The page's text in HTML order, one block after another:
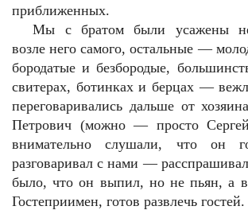
приближенных.
Мы с братом были усажены
возле него самого, остальные —
бородатые и безбородые,
свитерах, ботинках и берцах —
переговаривались дальше от
Петрович (можно — просто
внимательно слушали, что он
разговаривал с нами —
было, что он выпил, но не пьян, а
Гостеприимен, готов развлечь гостей.